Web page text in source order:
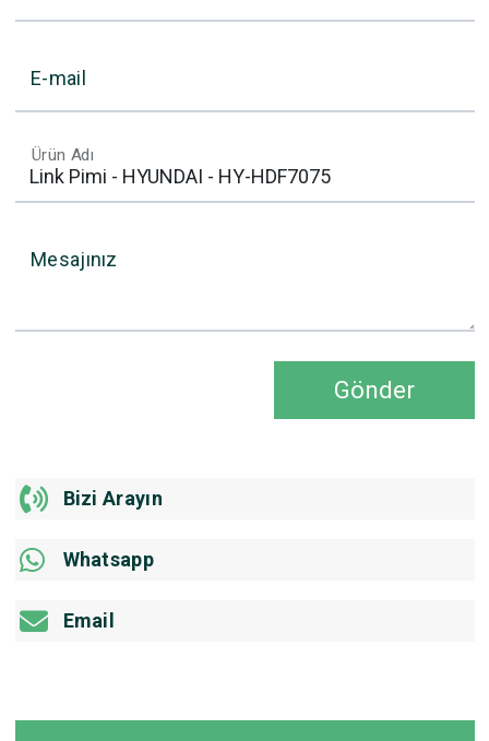
E-mail
Ürün Adı
Mesajınız
Gönder
Bizi Arayın
Whatsapp
Email